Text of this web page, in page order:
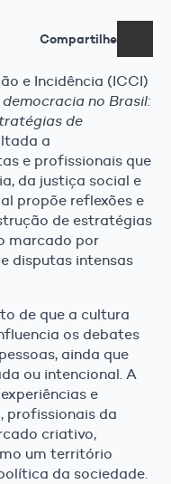
Compartilhe
e Incidência (ICCI)
no Brasil:
de
a
e profissionais que
da justiça social e
propõe reflexões e
de estratégias
marcado por
disputas intensas
de que a cultura
os debates
ainda que
ou intencional. A
e
profissionais da
criativo,
um território
da sociedade.